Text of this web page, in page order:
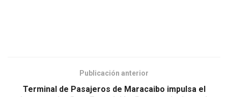
Publicación anterior
Terminal de Pasajeros de Maracaibo impulsa el